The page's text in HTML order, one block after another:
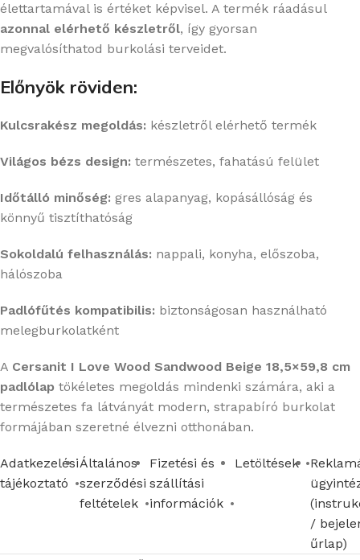
élettartamával is értéket képvisel. A termék ráadásul
azonnal elérhető készletről, így gyorsan
megvalósíthatod burkolási terveidet.
Előnyök röviden:
Kulcsrakész megoldás: készletről elérhető termék
Világos bézs design: természetes, fahatású felület
Időtálló minőség: gres alapanyag, kopásállóság és
könnyű tisztíthatóság
Sokoldalú felhasználás: nappali, konyha, előszoba,
hálószoba
Padlófűtés kompatibilis: biztonságosan használható
melegburkolatként
A Cersanit I Love Wood Sandwood Beige 18,5×59,8 cm
padlólap tökéletes megoldás mindenki számára, aki a
természetes fa látványát modern, strapabíró burkolat
formájában szeretné élvezni otthonában.
Adatkezelési
tájékoztató
Általános
szerződési
feltételek
Fizetési és
szállítási
információk
Letöltések
/
űrlap)